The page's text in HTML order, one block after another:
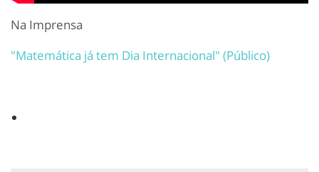
Na Imprensa
"Matemática já tem Dia Internacional" (Público)